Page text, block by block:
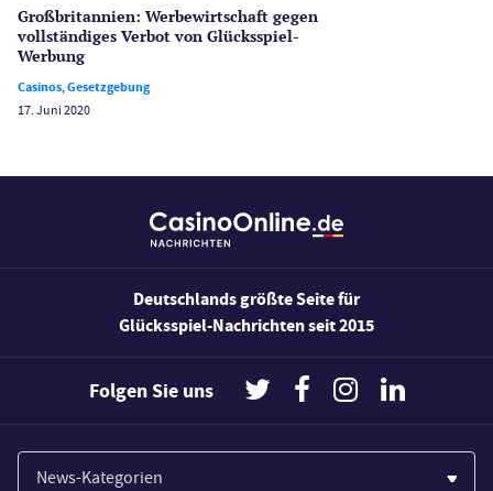
Wirtschaft
Großbritannien: Werbewirtschaft gegen
vollständiges Verbot von Glücksspiel-
Werbung
Casinos,Gesetzgebung
17. Juni 2020
Deutschlands größte Seite für
Glücksspiel-Nachrichten seit 2015
Folgen Sie uns
News-Kategorien